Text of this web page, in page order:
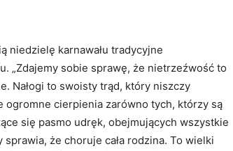
niedzielę karnawału tradycyjne
„Zdajemy sobie sprawę, że nietrzeźwość to
Nałogi to swoisty trąd, który niszczy
cierpienia zarówno tych, którzy są
się pasmo udręk, obejmujących wszystkie
że choruje cała rodzina. To wielki